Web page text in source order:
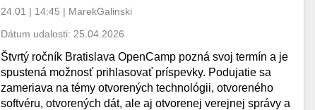
24.01 | 14:45 | MarekGalinski
Dátum udalosti: 25.04.2026
Štvrtý ročník Bratislava OpenCamp pozná svoj termín a je
spustená možnosť prihlasovať príspevky. Podujatie sa
zameriava na témy otvorených technológii, otvoreného
softvéru, otvorených dát, ale aj otvorenej verejnej správy a